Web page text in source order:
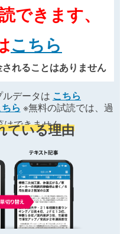
できます、
こちら
れることはありません
データは こちら
ら ※無料の試読では、過
はできません
ている理由